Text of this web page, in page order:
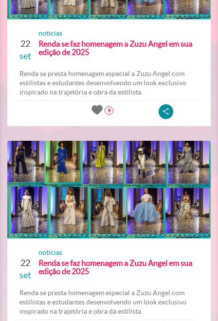
22
set
noticias
Renda se faz homenagem a Zuzu Angel em sua
edição de 2025
Renda se presta homenagem especial a Zuzu Angel com
estilistas e estudantes desenvolvendo um look exclusivo
inspirado na trajetória e obra da estilista.
9
22
set
noticias
Renda se faz homenagem a Zuzu Angel em sua
edição de 2025
Renda se presta homenagem especial a Zuzu Angel com
estilistas e estudantes desenvolvendo um look exclusivo
inspirado na trajetória e obra da estilista.